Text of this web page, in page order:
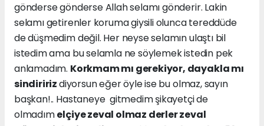
gönderse gönderse Allah selamı gönderir. Lakin
selamı getirenler koruma giysili olunca tereddüde
de düşmedim değil. Her neyse selamın ulaştı bil
istedim ama bu selamla ne söylemek istedin pek
anlamadım. Korkmam mı gerekiyor, dayakla mı
sindiririzdiyorsun eğer öyle ise bu olmaz, sayın
başkan!.. Hastaneye gitmedim şikayetçi de
olmadımelçiye zeval olmaz derler zeval